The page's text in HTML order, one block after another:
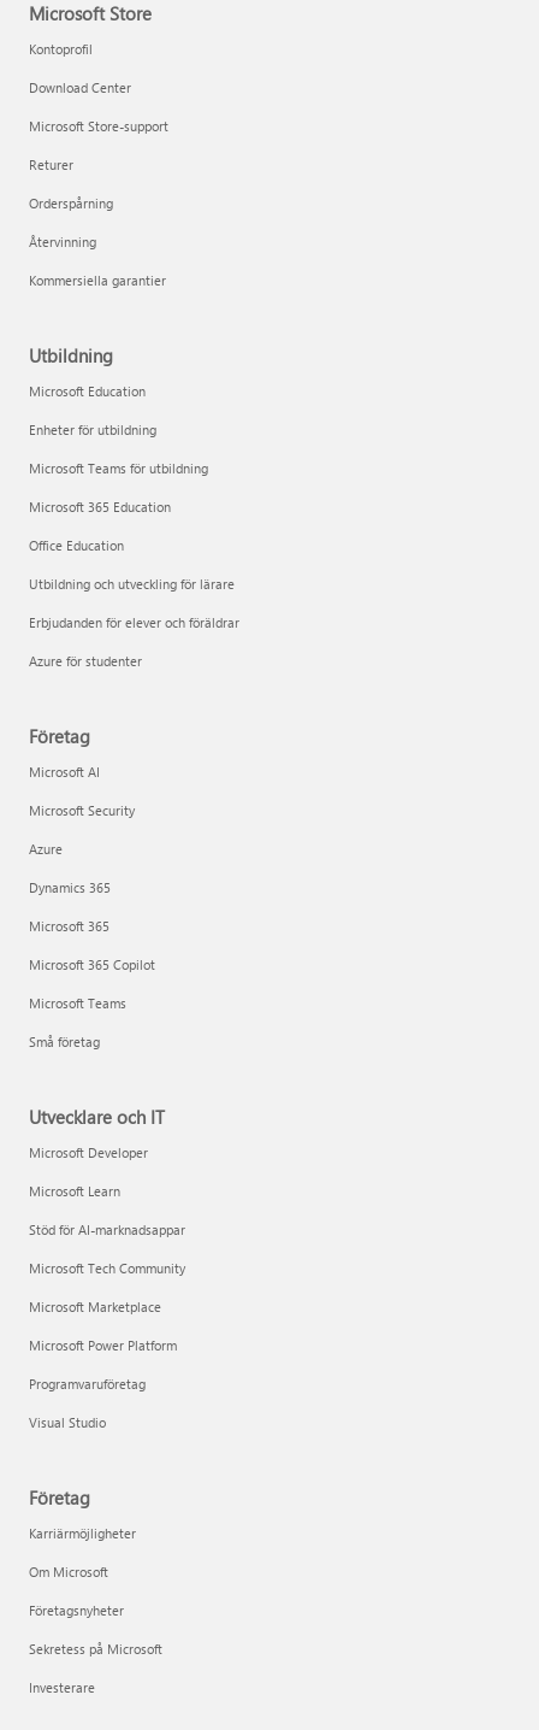
Microsoft Store
Kontoprofil
Download Center
Microsoft Store-support
Returer
Orderspårning
Återvinning
Kommersiella garantier
Utbildning
Microsoft Education
Enheter för utbildning
Microsoft Teams för utbildning
Microsoft 365 Education
Office Education
Utbildning och utveckling för lärare
Erbjudanden för elever och föräldrar
Azure för studenter
Företag
Microsoft AI
Microsoft Security
Azure
Dynamics 365
Microsoft 365
Microsoft 365 Copilot
Microsoft Teams
Små företag
Utvecklare och IT
Microsoft Developer
Microsoft Learn
Stöd för AI-marknadsappar
Microsoft Tech Community
Microsoft Marketplace
Microsoft Power Platform
Programvaruföretag
Visual Studio
Företag
Karriärmöjligheter
Om Microsoft
Företagsnyheter
Sekretess på Microsoft
Investerare